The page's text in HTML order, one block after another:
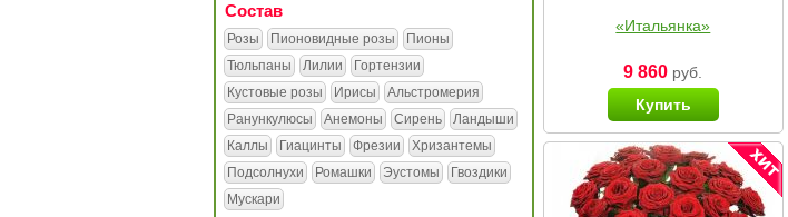
Состав
Розы Пионовидные розы
Пионы
Тюльпаны
Лилии
Гортензии
Кустовые розы
Ирисы
Альстромерия
Ранункулюсы
Анемоны Сирень
Ландыши
Каллы
Гиацинты Фрезии
Хризантемы
Подсолнухи
Ромашки Эустомы
Гвоздики
Мускари
«Итальянка»
9 860 руб.
Купить